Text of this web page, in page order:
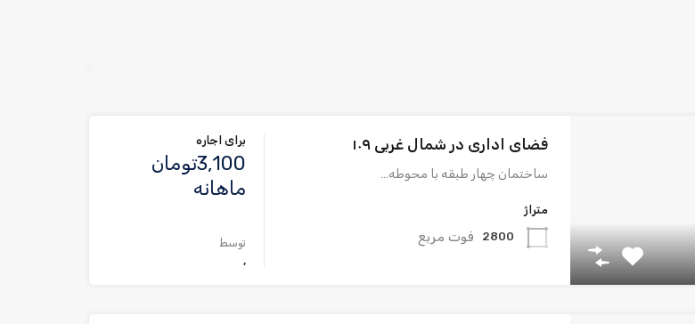
فضای اداری در شمال غربی ۱۰۹
ساختمان چهار طبقه با محوطه…
متراژ
2800 فوت مربع
برای اجاره
3,100تومان
ماهانه
توسط
,